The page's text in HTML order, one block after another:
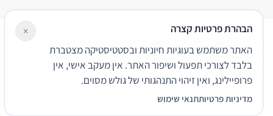
שירותים משפטיים
דרושים צור קשר נגישותפרטיות
תנאי שימוש
© 2026 הפירמה. כל הזכויות שמורות.
הבהרת פרטיות קצרה
האתר משתמש בעוגיות חיוניות ובסטטיסטיקה מצטברת
בלבד לצורכי תפעול ושיפור האתר. אין מעקב אישי, אין
פרופיילינג, ואין זיהוי התנהגותי של גולש מסוים.
מדיניות פרטיותתנאי שימוש
×